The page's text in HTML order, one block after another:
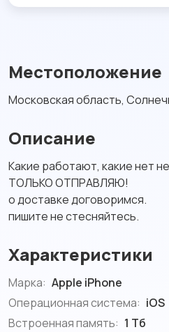
Местоположение
Московская область,
Описание
Какие работают, какие нет
ТОЛЬКО ОТПРАВЛЯЮ!
о доставке договоримся.
пишите не стесняйтесь.
Характеристики
Марка: Apple iPhone
Операционная система: iOS
Встроенная память: 1 Тб